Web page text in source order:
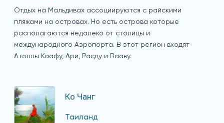
Отдых на Мальдивах ассоциируются с райскими
пляжами на островах. Но есть острова которые
располагаются недалеко от столицы и
международного Аэропорта. В этот регион входят
Атоллы Каафу, Ари, Расду и Вааву.
Ко Чанг
Таиланд